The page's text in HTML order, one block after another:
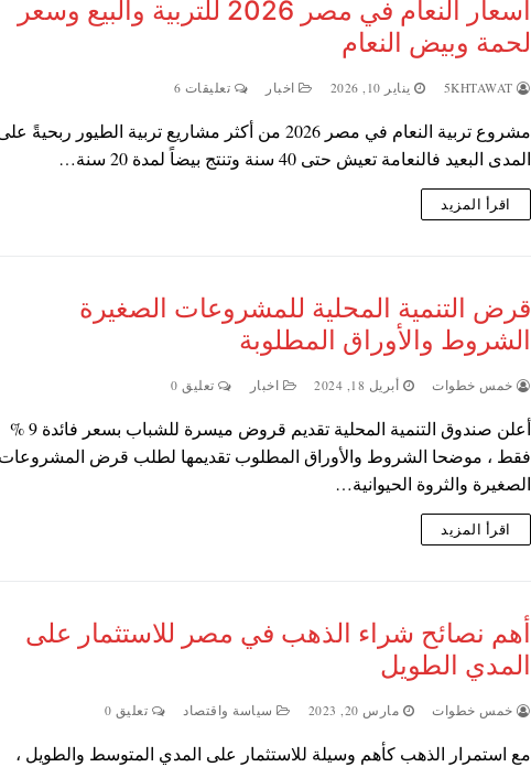
أسعار النعام في مصر 2026 للتربية والبيع وسعر
لحمة وبيض النعام
5KHTAWAT يناير 10, 2026 اخبار تعليقات 6
مشروع تربية النعام في مصر 2026 من أكثر مشاريع تربية الطيور ربحيةً
المدى البعيد فالنعامة تعيش حتى 40 سنة وتنتج بيضاً لمدة 20 سنة…
اقرأ المزيد
قرض التنمية المحلية للمشروعات الصغيرة
الشروط والأوراق المطلوبة
خمس خطوات أبريل 18, 2024 اخبار تعليق 0
أعلن صندوق التنمية المحلية تقديم قروض ميسرة للشباب بسعر فائدة 9 %
فقط ، موضحا الشروط والأوراق المطلوب تقديمها لطلب قرض المشروعات
الصغيرة والثروة الحيوانية…
اقرأ المزيد
أهم نصائح شراء الذهب في مصر للاستثمار على
المدي الطويل
خمس خطوات مارس 20, 2023 سياسة واقتصاد تعليق 0
مع استمرار الذهب كأهم وسيلة للاستثمار على المدي المتوسط والطويل ،